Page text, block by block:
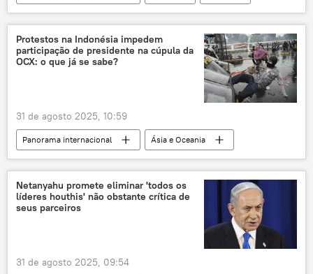
China
guerra tarifária
comércio
Financial Times
Donald Trump
Estados Unidos
navio cargueiro
preços
Ásia e Oceania
Protestos na Indonésia impedem
participação de presidente na cúpula da
OCX: o que já se sabe?
31 de agosto 2025, 10:59
Panorama internacional
Ásia e Oceania
Indonésia
Jacarta
Organização para Cooperação de Xangai (OCX)
Sputnik
China
Netanyahu promete eliminar 'todos os
líderes houthis' não obstante crítica de
seus parceiros
31 de agosto 2025, 09:54